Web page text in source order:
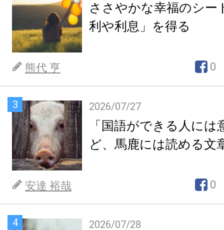
ささやかな幸福のシー
利や利息」を得る
熊代 亨 0
3 2026/07/27
「国語ができる人には
ど、馬鹿には読める文
安達 裕哉 0
4 2026/07/28